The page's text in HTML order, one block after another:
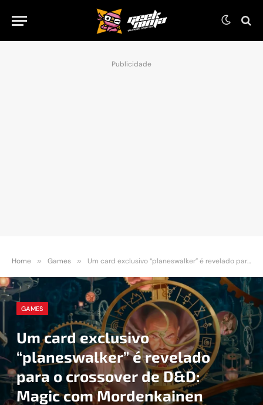
Publicidade
Home » Games » Um card exclusivo “planeswalker” é revelado para o crossover de D&D: Magic com Mordenkainen
GAMES
Um card exclusivo
“planeswalker” é revelado
para o crossover de D&D:
Magic com Mordenkainen